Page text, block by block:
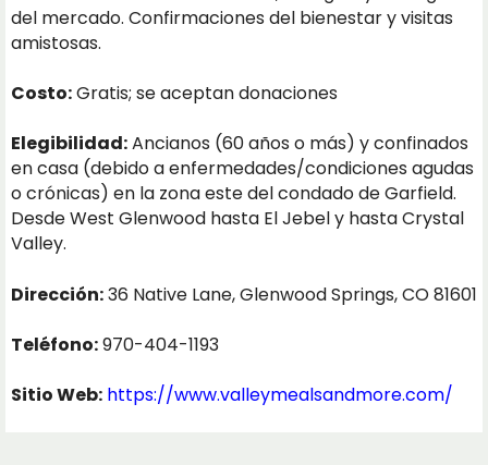
del mercado. Confirmaciones del bienestar y visitas
amistosas.
Costo:Gratis; se aceptan donaciones
Elegibilidad:Ancianos (60 años o más) y confinados
en casa (debido a enfermedades/condiciones agudas
o crónicas) en la zona este del condado de Garfield.
Desde West Glenwood hasta El Jebel y hasta Crystal
Valley.
Dirección:36 Native Lane, Glenwood Springs, CO 81601
Teléfono:970-404-1193
Sitio Web: https://www.valleymealsandmore.com/